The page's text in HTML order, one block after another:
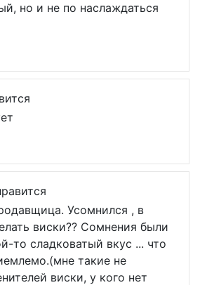
но и не по наслаждаться
Усомнился , в
виски?? Сомнения были
то сладковатый вкус ... что
такие не
виски, у кого нет